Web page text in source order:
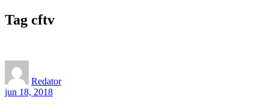
Tag cftv
Redator
jun 18, 2018